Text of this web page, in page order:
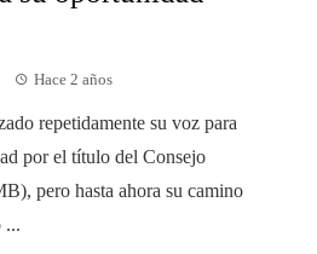
Hace 2 años
repetidamente su voz para
por el título del Consejo
pero hasta ahora su camino
...